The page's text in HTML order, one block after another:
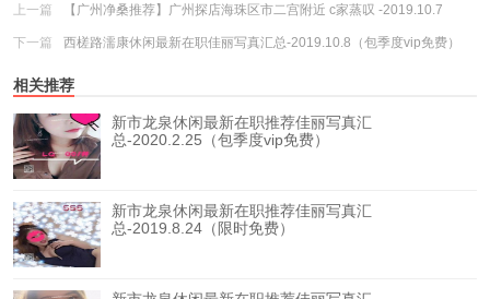
上一篇 【广州净桑推荐】广州探店海珠区市二宫附近 c家蒸叹 -2019.10.7
下一篇 西槎路濡康休闲最新在职佳丽写真汇总-2019.10.8（包季度vip免费）
相关推荐
新市龙泉休闲最新在职推荐佳丽写真汇
总-2020.2.25（包季度vip免费）
新市龙泉休闲最新在职推荐佳丽写真汇
总-2019.8.24（限时免费）